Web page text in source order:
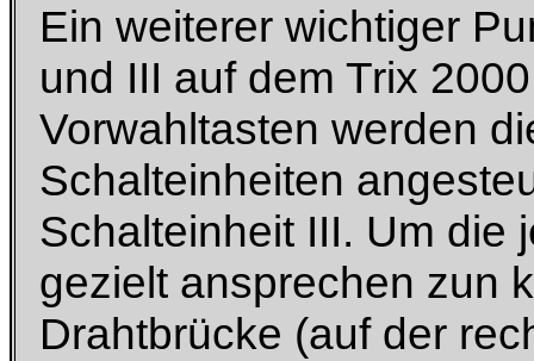
Ein weiterer wichtiger
und III auf dem Trix
Vorwahltasten werden
Schalteinheiten
Schalteinheit III. Um die
gezielt ansprechen zun
Drahtbrücke (auf der